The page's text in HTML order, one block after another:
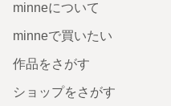
minneについて
minneで買いたい
作品をさがす
ショップをさがす